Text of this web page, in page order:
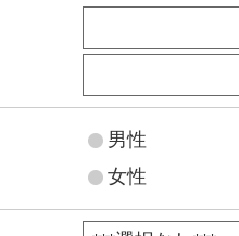
男性
女性